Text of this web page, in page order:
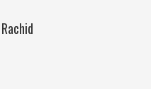
Rachid